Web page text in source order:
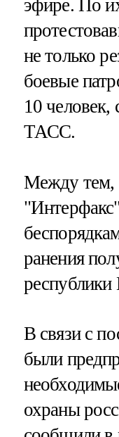
эфире. По
не только
боевые
10
ТАСС.
Между тем,
ранения
В связи с
были
охраны